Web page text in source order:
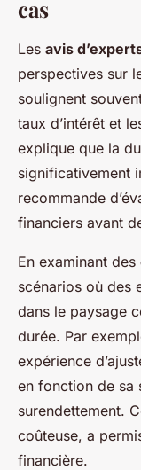
cas
Les avis
perspectives sur
soulignent
taux d’intérêt et
explique que la
significativement
recommande
financiers avant
En examinant des
scénarios où des
dans le paysage
durée. Par
expérience
en fonction de sa
surendettement.
coûteuse, a
financière.